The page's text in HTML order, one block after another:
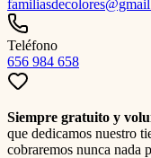
Teléfono
656 984 658
Siempre gratuito y
que dedicamos nuestro
cobraremos nunca nada